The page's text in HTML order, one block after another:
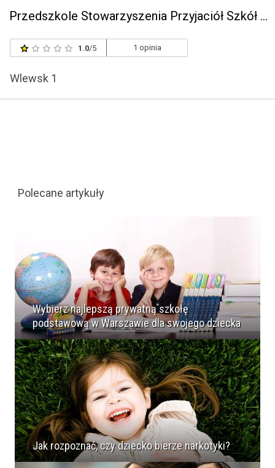
Przedszkole Stowarzyszenia Przyjaciół Szkół Katolickich we Wlewsku im. Dzieciątka Jezus
1.0/5 1 opinia
Wlewsk 1
Polecane artykuły
Wybierz najlepszą prywatną szkołę
podstawową w Warszawie dla swojego dziecka
Jak rozpoznać, czy dziecko bierze narkotyki?